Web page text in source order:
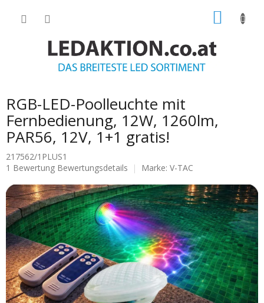
RGB-LED-Poolleuchte mit
Fernbedienung, 12W, 1260lm,
PAR56, 12V, 1+1 gratis!
217562/1PLUS1
Die
Produktbewertung
ist
5.0
von
5
Sternen.
1 Bewertung Bewertungsdetails Marke: V-TAC